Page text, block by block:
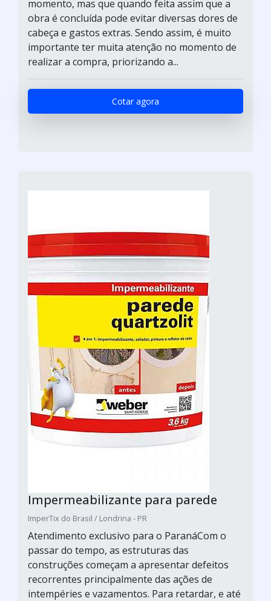
momento, mas que quando feita assim que a
obra é concluída pode evitar diversas dores de
cabeça e gastos extras. Sendo assim, é muito
importante ter muita atenção no momento de
realizar a compra, priorizando a...
Cotar agora
Impermeabilizante para parede
ImperTix do Brasil / Londrina - PR
Atendimento exclusivo para o ParanáCom o
passar do tempo, as estruturas das
construções começam a apresentar defeitos
recorrentes principalmente das ações de
intempéries e vazamentos. Para retardar, e até